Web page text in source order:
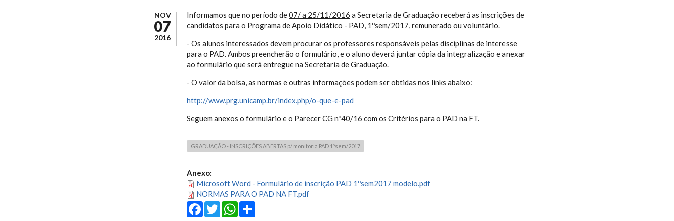
NOV
07
2016
Informamos que no período de07/a 25/11/2016 a Secretaria de Graduação receberá as inscrições de
candidatos para o Programa de Apoio Didático - PAD, 1ºsem/2017, remunerado ou voluntário.
- Os alunos interessados devem procurar os professores responsáveis pelas disciplinas de interesse
para o PAD. Ambos preencherão o formulário, e o aluno deverá juntar cópia da integralização e anexar
ao formulário que será entregue na Secretaria de Graduação.
- O valor da bolsa, as normas e outras informações podem ser obtidas nos links abaixo:
http://www.prg.unicamp.br/index.php/o-que-e-pad
Seguem anexos o formulário e o Parecer CG nº40/16 com os Critérios para o PAD na FT.
GRADUAÇÃO - INSCRIÇÕES ABERTAS p/ monitoria PAD 1ºsem/2017
Anexo:
Microsoft Word - Formulário de inscrição PAD 1ºsem2017 modelo.pdf
NORMAS PARA O PAD NA FT.pdf
Facebook
Twitter
WhatsApp